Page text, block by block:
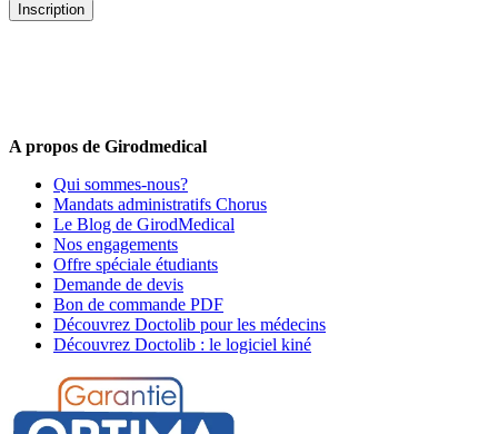
Inscription
A propos de Girodmedical
Qui sommes-nous?
Mandats administratifs Chorus
Le Blog de GirodMedical
Nos engagements
Offre spéciale étudiants
Demande de devis
Bon de commande PDF
Découvrez Doctolib pour les médecins
Découvrez Doctolib : le logiciel kiné